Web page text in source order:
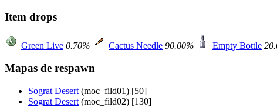
Item drops
Green Live 0.70% Cactus Needle 90.00% Empty Bottle
Mapas de respawn
Sograt Desert (moc_fild01) [50]
Sograt Desert (moc_fild02) [130]